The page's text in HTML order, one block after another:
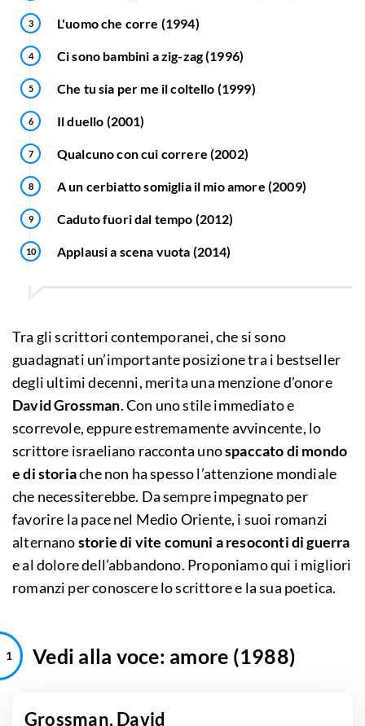
L'uomo che corre (1994)
Ci sono bambini a zig-zag (1996)
Che tu sia per me il coltello (1999)
Il duello (2001)
Qualcuno con cui correre (2002)
A un cerbiatto somiglia il mio amore (2009)
Caduto fuori dal tempo (2012)
Applausi a scena vuota (2014)
Tra gli scrittori contemporanei, che si sono
guadagnati un’importante posizione tra i bestseller
degli ultimi decenni, merita una menzione d’onore
David Grossman. Con uno stile immediato e
scorrevole, eppure estremamente avvincente, lo
scrittore israeliano racconta unospaccato di mondo
e di storiache non ha spesso l’attenzione mondiale
che necessiterebbe. Da sempre impegnato per
favorire la pace nel Medio Oriente, i suoi romanzi
alternanostorie di vite comuni a resoconti di guerra
e al dolore dell’abbandono. Proponiamo qui i migliori
romanzi per conoscere lo scrittore e la sua poetica.
Vedi alla voce: amore (1988)
Grossman, David